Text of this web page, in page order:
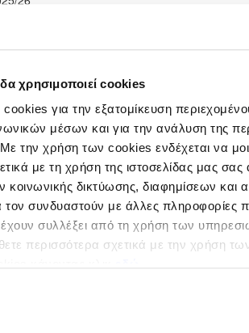
χρησιμοποιεί cookies
για την εξατομίκευση
μέσων και για την ανάλυση της
Με την χρήση των cookies ενδέχεται να
με τη χρήση της ιστοσελίδας μας
δικτύωσης, διαφημίσεων και
συνδυαστούν με άλλες πληροφορίες
συλλέξει από τη χρήση των
περισσότερα σχετικά με την χρήση
26
MANDRIA FC3 0
26
Α.Ο. ΘΥΕΛΛΑ
ΑΓΙΟΥ
ΘΕΟΔΩΡΟΥ
ΛΑΡΝΑΚΑΣ
4 0
AKAMAS -
MANDRIA FC
2025
26
AKAMAS -
MANDRIA FC
2025
2 0 ΟΡΦΕΑΣ
ΛΕΥΚΩΣΙΑΣ